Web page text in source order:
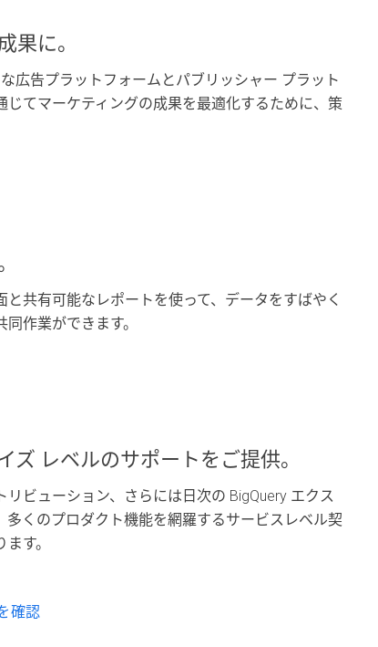
果に。
広告プラットフォームとパブリッシャー プラット
じてマーケティングの成果を最適化するために、策
と共有可能なレポートを使って、データをすばやく
作業ができます。
ズ レベルのサポートをご提供。
リビューション、さらには日次の BigQuery エクス
多くのプロダクト機能を網羅するサービスレベル契
す。
確認